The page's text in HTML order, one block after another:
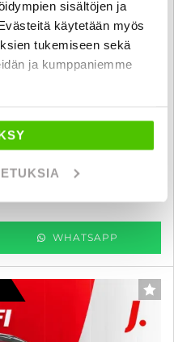
sisältöjen ja
käytetään myös
tukemiseen sekä
ja kumppaniemme
kk korotonta ja kulutonta
WHATSAPP